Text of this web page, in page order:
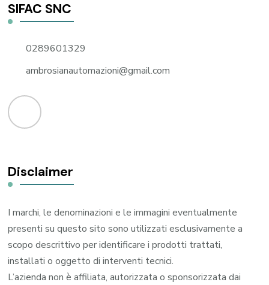
SIFAC SNC
0289601329
ambrosianautomazioni@gmail.com
Disclaimer
I marchi, le denominazioni e le immagini eventualmente
presenti su questo sito sono utilizzati esclusivamente a
scopo descrittivo per identificare i prodotti trattati,
installati o oggetto di interventi tecnici.
L’azienda non è affiliata, autorizzata o sponsorizzata dai